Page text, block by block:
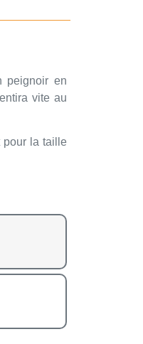
peignoir en
vite au
pour la taille